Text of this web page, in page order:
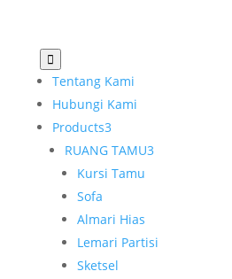

Tentang Kami
Hubungi Kami
Products3
RUANG TAMU3
Kursi Tamu
Sofa
Almari Hias
Lemari Partisi
Sketsel